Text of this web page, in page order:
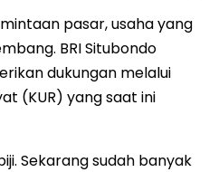
pasar, usaha yang
BRI Situbondo
dukungan melalui
(KUR) yang saat ini
Sekarang sudah banyak